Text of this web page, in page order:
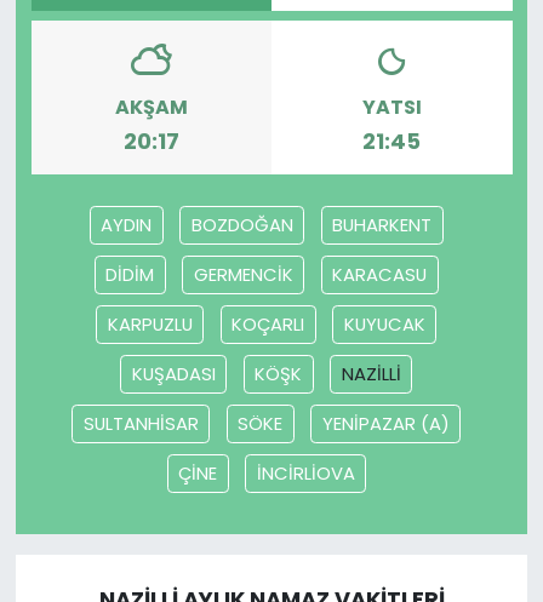
AKŞAM
20:17
YATSI
21:45
AYDIN BOZDOĞAN
BUHARKENT
DİDİM
GERMENCİK
KARACASU
KARPUZLU
KOÇARLI
KUYUCAK
KUŞADASI
KÖŞK
NAZİLLİ
SULTANHİSAR
SÖKE
YENİPAZAR (A)
ÇİNE
İNCİRLİOVA